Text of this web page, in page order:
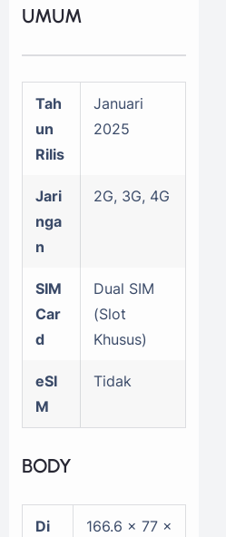
UMUM
Tah
un
Rilis
Januari
2025
Jari
nga
n
2G, 3G, 4G
SIM
Car
d
Dual SIM
(Slot
Khusus)
eSI
M
Tidak
BODY
Di
166.6 x 77 x